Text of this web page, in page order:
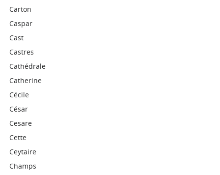
Carton
Caspar
Cast
Castres
Cathédrale
Catherine
Cécile
César
Cesare
Cette
Ceytaire
Champs